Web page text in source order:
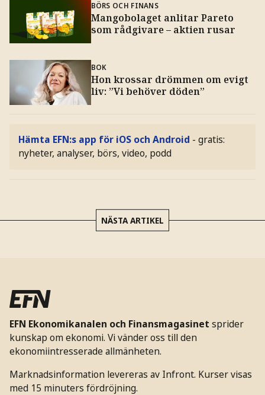
BÖRS OCH FINANS
Mangobolaget anlitar Pareto
som rådgivare – aktien rusar
BOK
Hon krossar drömmen om evigt
liv: ”Vi behöver döden”
Hämta EFN:s app för iOS och Android - gratis:
nyheter, analyser, börs, video, podd
NÄSTA ARTIKEL
EFN Ekonomikanalen och Finansmagasinet sprider
kunskap om ekonomi. Vi vänder oss till den
ekonomiintresserade allmänheten.
Marknadsinformation levereras av Infront. Kurser visas
med 15 minuters fördröjning.